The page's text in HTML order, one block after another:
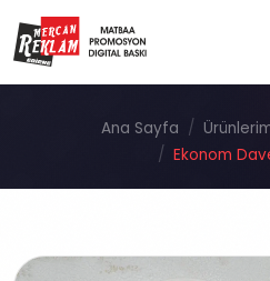
Ana Sayfa
Ekonom